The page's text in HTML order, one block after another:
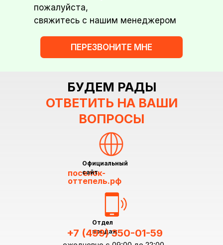
пожалуйста,
свяжитесь с нашим менеджером
ПЕРЕЗВОНИТЕ МНЕ
поселок-
оттепель.рф
Официальный
сайт
БУДЕМ РАДЫ
ОТВЕТИТЬ НА ВАШИ
ВОПРОСЫ
Отдел
продаж
+7 (499) 350-01-59